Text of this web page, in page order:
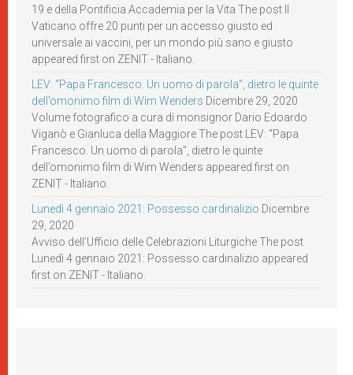
19 e della Pontificia Accademia per la Vita The post Il
Vaticano offre 20 punti per un accesso giusto ed
universale ai vaccini, per un mondo più sano e giusto
appeared first on ZENIT - Italiano.
LEV: “Papa Francesco. Un uomo di parola”, dietro le quinte
dell’omonimo film di Wim Wenders Dicembre 29, 2020
Volume fotografico a cura di monsignor Dario Edoardo
Viganò e Gianluca della Maggiore The post LEV: “Papa
Francesco. Un uomo di parola”, dietro le quinte
dell’omonimo film di Wim Wenders appeared first on
ZENIT - Italiano.
Lunedì 4 gennaio 2021: Possesso cardinalizio Dicembre
29, 2020
Avviso dell’Ufficio delle Celebrazioni Liturgiche The post
Lunedì 4 gennaio 2021: Possesso cardinalizio appeared
first on ZENIT - Italiano.